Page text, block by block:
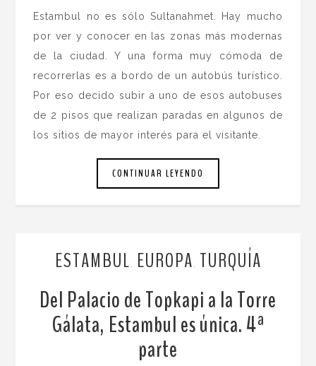
Estambul no es sólo Sultanahmet. Hay mucho
por ver y conocer en las zonas más modernas
de la ciudad. Y una forma muy cómoda de
recorrerlas es a bordo de un autobús turístico.
Por eso decido subir a uno de esos autobuses
de 2 pisos que realizan paradas en algunos de
los sitios de mayor interés para el visitante.
CONTINUAR LEYENDO
ESTAMBUL, EUROPA, TURQUÍA
Del Palacio de Topkapi a la Torre
Gálata, Estambul es única. 4ª
parte